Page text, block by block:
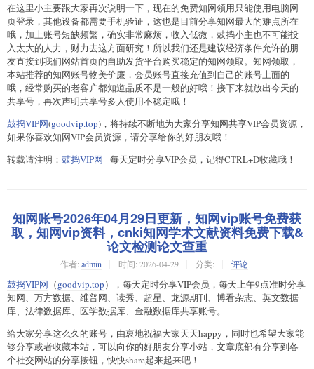
在这里小主要跟大家再次说明一下，现在的免费知网领用只能使用电脑网
页登录，其他设备都需要手机验证，这也是目前分享知网最大的难点所在
哦，加上账号短缺频繁，确实非常麻烦，收入低微，鼓捣小主也不可能投
入太大的人力，财力去这方面研究！所以我们还是建议经济条件允许的朋
友直接到我们网站首页的自助发货平台购买稳定的知网领取。知网领取，
本站推荐的知网账号物美价廉，会员账号直接充值到自己的账号上面的
哦，经常购买的老客户都知道品质不是一般的好哦！接下来就放出今天的
共享号，再次声明共享号多人使用不稳定哦！
鼓捣VIP网(goodvip.top)，将持续不断地为大家分享知网共享VIP会员资源，
如果你喜欢知网VIP会员资源，请分享给你的好朋友哦！
转载请注明： 鼓捣VIP网 - 每天定时分享VIP会员，记得CTRL+D收藏哦！
知网账号2026年04月29日更新，知网vip账号免费获
取，知网vip资料，cnki知网学术文献资料免费下载&
论文检测论文查重
作者: admin 时间: 2026-04-29 分类: 评论
鼓捣VIP网 （goodvip.top），每天定时分享VIP会员，每天上午9点准时分享
知网、万方数据、维普网、读秀、超星、龙源期刊、博看杂志、英文数据
库、法律数据库、医学数据库、金融数据库共享账号。
给大家分享这么久的账号，由衷地祝福大家天天happy，同时也希望大家能
够分享或者收藏本站，可以向你的好朋友分享小站，文章底部有分享到各
个社交网站的分享按钮，快快share起来起来吧！